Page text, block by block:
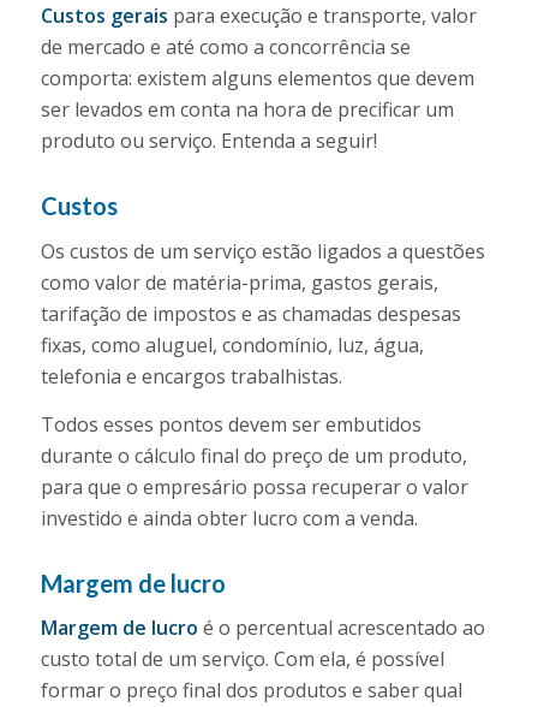
Custos gerais para execução e transporte, valor
de mercado e até como a concorrência se
comporta: existem alguns elementos que devem
ser levados em conta na hora de precificar um
produto ou serviço. Entenda a seguir!
Custos
Os custos de um serviço estão ligados a questões
como valor de matéria-prima, gastos gerais,
tarifação de impostos e as chamadas despesas
fixas, como aluguel, condomínio, luz, água,
telefonia e encargos trabalhistas.
Todos esses pontos devem ser embutidos
durante o cálculo final do preço de um produto,
para que o empresário possa recuperar o valor
investido e ainda obter lucro com a venda.
Margem de lucro
Margem de lucro é o percentual acrescentado ao
custo total de um serviço. Com ela, é possível
formar o preço final dos produtos e saber qual